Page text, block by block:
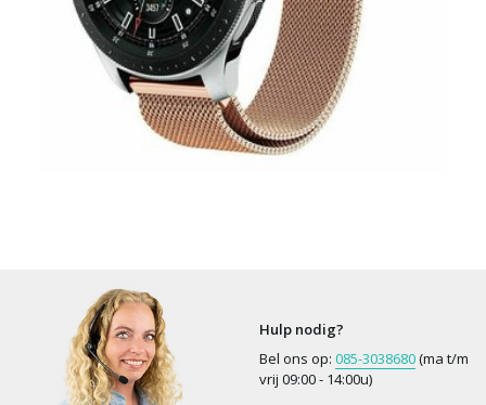
Hulp nodig?
Bel ons op: 085-3038680(ma t/m
vrij 09:00 - 14:00u)